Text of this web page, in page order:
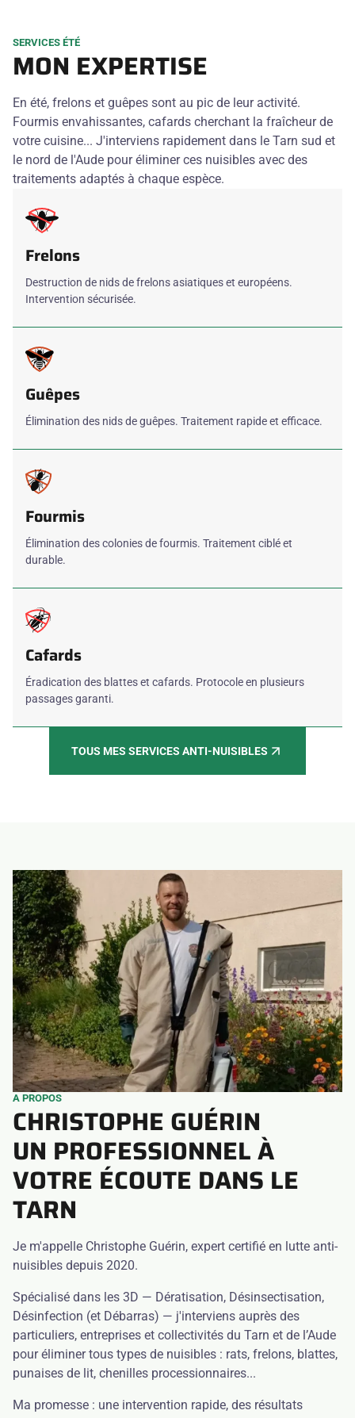
SERVICES ÉTÉ
MON EXPERTISE
En été, frelons et guêpes sont au pic de leur activité.
Fourmis envahissantes, cafards cherchant la fraîcheur de
votre cuisine... J'interviens rapidement dans le Tarn sud et
le nord de l'Aude pour éliminer ces nuisibles avec des
traitements adaptés à chaque espèce.
Frelons
Destruction de nids de frelons asiatiques et européens.
Intervention sécurisée.
Guêpes
Élimination des nids de guêpes. Traitement rapide et efficace.
Fourmis
Élimination des colonies de fourmis. Traitement ciblé et
durable.
Cafards
Éradication des blattes et cafards. Protocole en plusieurs
passages garanti.
TOUS MES SERVICES ANTI-NUISIBLES
A PROPOS
CHRISTOPHE GUÉRIN
UN PROFESSIONNEL À
VOTRE ÉCOUTE DANS LE
TARN
Je m'appelle Christophe Guérin, expert certifié en lutte anti-
nuisibles depuis 2020.
Spécialisé dans les 3D — Dératisation, Désinsectisation,
Désinfection (et Débarras) — j'interviens auprès des
particuliers, entreprises et collectivités du Tarn et de l’Aude
pour éliminer tous types de nuisibles : rats, frelons, blattes,
punaises de lit, chenilles processionnaires...
Ma promesse : une intervention rapide, des résultats